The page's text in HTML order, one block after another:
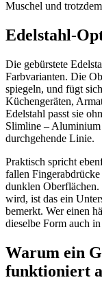
Muschel und
Edelstahl-
Die gebürstete
Farbvarianten. Die
spiegeln, und fügt
Küchengeräten,
Edelstahl passt sie
Slimline –
durchgehende Linie.
Praktisch spricht
fallen
dunklen
wird, ist das ein
bemerkt. Wer einen
dieselbe Form auch
Warum ein
funktioniert